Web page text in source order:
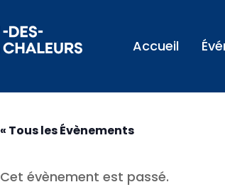
Accueil
« Tous les Évènements
Cet évènement est passé.